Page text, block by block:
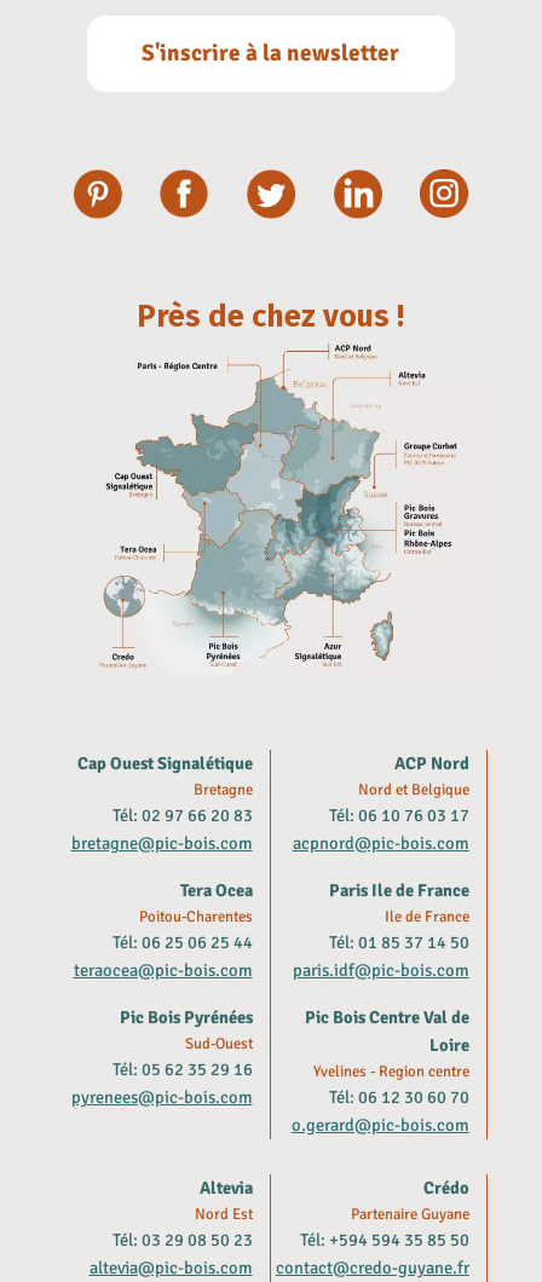
S'inscrire à la newsletter
Près de chez vous !
Cap Ouest Signalétique
Bretagne
Tél: 02 97 66 20 83
bretagne@pic-bois.com
Tera Ocea
Poitou-Charentes
Tél: 06 25 06 25 44
teraocea@pic-bois.com
Pic Bois Pyrénées
Sud-Ouest
Tél: 05 62 35 29 16
pyrenees@pic-bois.com
ACP Nord
Nord et Belgique
Tél: 06 10 76 03 17
acpnord@pic-bois.com
Paris Ile de France
Ile de France
Tél: 01 85 37 14 50
paris.idf@pic-bois.com
Pic Bois Centre Val de
Loire
Yvelines - Region centre
Tél: 06 12 30 60 70
o.gerard@pic-bois.com
Altevia
Nord Est
Tél: 03 29 08 50 23
altevia@pic-bois.com
Crédo
Partenaire Guyane
Tél: +594 594 35 85 50
contact@credo-guyane.fr